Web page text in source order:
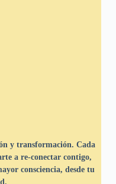
y transformación. Cada
a re-conectar contigo,
consciencia, desde tu